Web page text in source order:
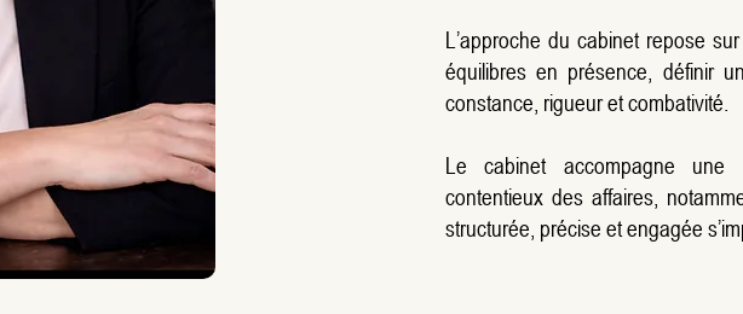
L’approche du cabinet repose
équilibres en présence, définir
constance, rigueur et combativité.
Le cabinet accompagne une
contentieux des affaires,
structurée, précise et engagée